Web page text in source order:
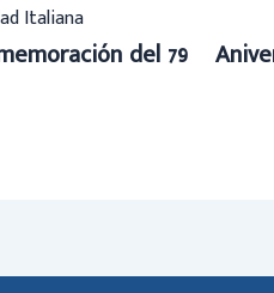
Italiana
del 79º